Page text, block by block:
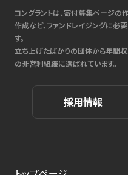
コングラントは、寄付募集ページの
作成など、ファンドレイジングに必
す。
立ち上げたばかりの団体から年間
の非営利組織に選ばれています。
採用情報